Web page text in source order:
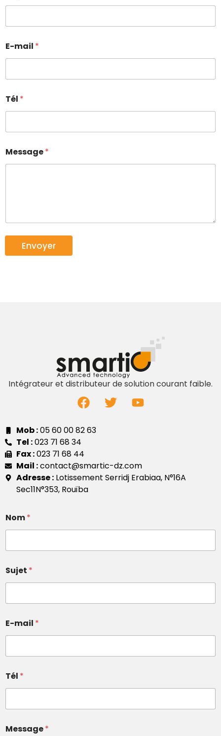
E-mail *
Tél *
Message*
Envoyer
Intégrateur et distributeur de solution courant faible.
Mob :05 60 00 82 63
Tel :023 71 68 34
Fax :023 71 68 44
Mail :contact@smartic-dz.com
Adresse :Lotissement Serridj Erabiaa, N°16A
Sec11N°353, Rouïba
Nom*
Sujet *
E-mail *
Tél *
Message*